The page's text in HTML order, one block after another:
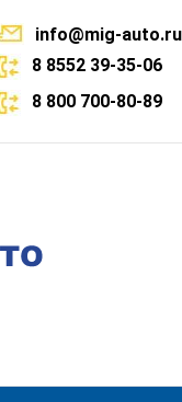
info@mig-auto.ru
8 8552 39-35-06
8 800 700-80-89